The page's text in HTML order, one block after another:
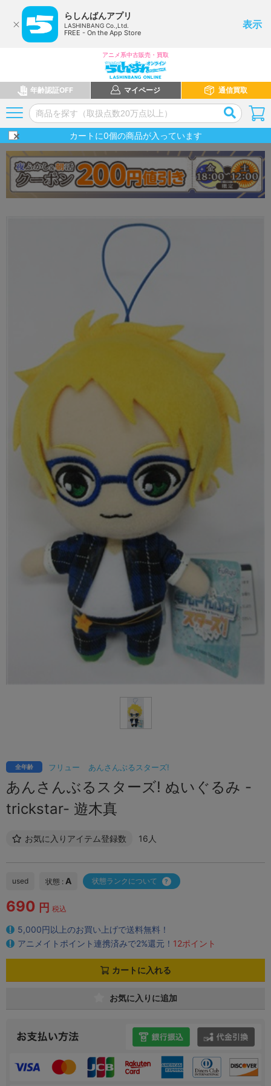
らしんばんアプリ
LASHINBANG Co.,Ltd.
FREE - On the App Store
表示
アニメ系中古販売・買取
年齢認証OFF マイページ 通信買取
カートに0個の商品が入っています
フリュー あんさんぶるスターズ!
全年齢
あんさんぶるスターズ! ぬいぐるみ -
trickstar- 遊木真
お気に入りアイテム登録数 16人
used 状態 : A 状態ランクについて
690 円 税込
5,000円以上のお買い上げで送料無料！
アニメイトポイント連携済みで2%還元！ 12ポイント
カートに入れる
お気に入りに追加